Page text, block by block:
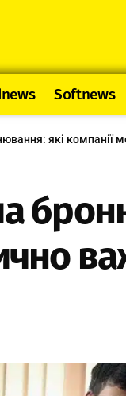
Softnews
які компанії